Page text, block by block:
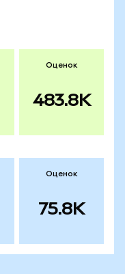
Оценок
483.8K
Оценок
75.8K